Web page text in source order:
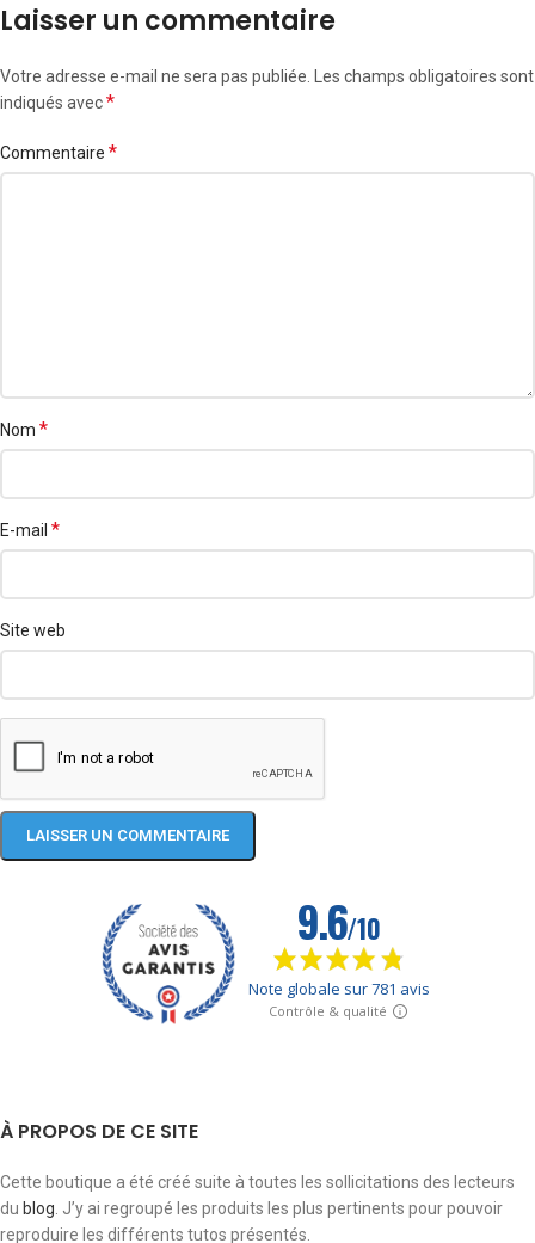
Laisser un commentaire
Votre adresse e-mail ne sera pas publiée. Les champs obligatoires sont
indiqués avec*
Commentaire *
Nom *
E-mail *
Site web
À PROPOS DE CE SITE
Cette boutique a été créé suite à toutes les sollicitations des lecteurs
du blog . J’y ai regroupé les produits les plus pertinents pour pouvoir
reproduire les différents tutos présentés.